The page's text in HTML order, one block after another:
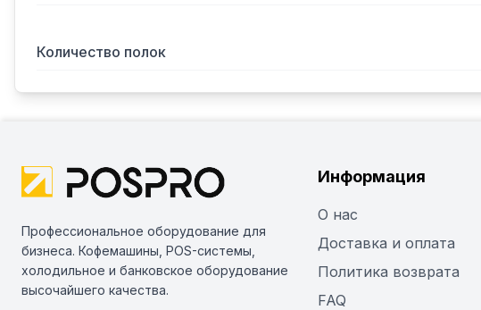
Количество полок
Профессиональное оборудование для
бизнеса. Кофемашины, POS-системы,
холодильное и банковское оборудование
высочайшего качества.
Информация
О нас
Доставка и оплата
Политика возврата
FAQ